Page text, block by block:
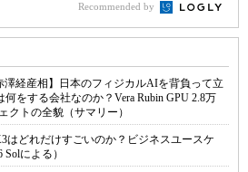
Recommended by
澤経産相】日本のフィジカルAIを背負って立
をする会社なのか？Vera Rubin GPU 2.8万
クトの全貌（サマリー）
はどれだけすごいのか？ビジネスユースケ
による）